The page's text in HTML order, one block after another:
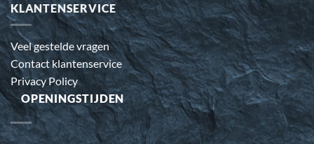
KLANTENSERVICE
Veel gestelde vragen
Contact klantenservice
Privacy Policy
OPENINGSTIJDEN